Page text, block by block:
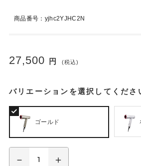
商品番号：yjhc2YJHC2N
27,500 円 (税込)
バリエーションを選択してくださ
ゴールド